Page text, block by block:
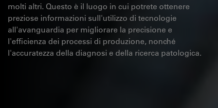
molti altri. Questo è il luogo in cui potrete ottenere
preziose informazioni sull'utilizzo di tecnologie
all'avanguardia per migliorare la precisione e
l'efficienza dei processi di produzione, nonché
l'accuratezza della diagnosi e della ricerca patologica.